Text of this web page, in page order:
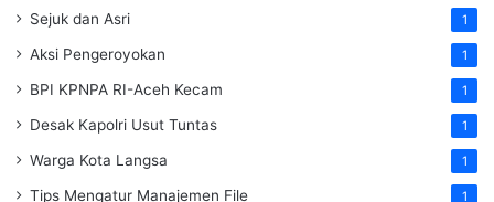
Sejuk dan Asri 1
Aksi Pengeroyokan 1
BPI KPNPA RI-Aceh Kecam 1
Desak Kapolri Usut Tuntas 1
Warga Kota Langsa 1
Tips Mengatur Manajemen File 1